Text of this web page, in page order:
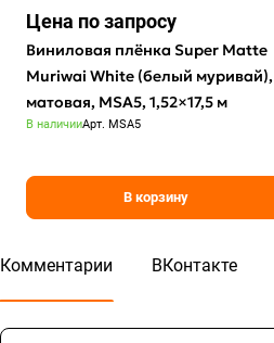
Цена по запросу
Виниловая плёнка Super Matte
Muriwai White (белый муривай),
матовая, MSA5, 1,52×17,5 м
В наличииАрт. MSA5
В корзину
Комментарии ВКонтакте